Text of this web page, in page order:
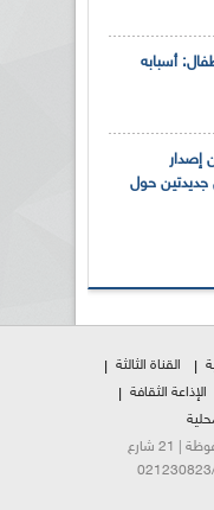
أسبابه
إصدار
جديدتين حول
القناة الثالثة
الإذاعة الثقافة
© 2026 الإذاعة الجزائرية. كل الحقوق محفوظة | 21 شارع